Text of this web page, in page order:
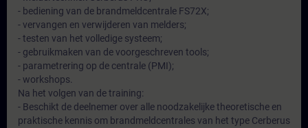
- bediening van de brandmeldcentrale FS72X;
- vervangen en verwijderen van melders;
- testen van het volledige systeem;
- gebruikmaken van de voorgeschreven tools;
- parametrering op de centrale (PMI);
- workshops.
Na het volgen van de training:
- Beschikt de deelnemer over alle noodzakelijke theoretische en
praktische kennis om brandmeldcentrales van het type Cerberus